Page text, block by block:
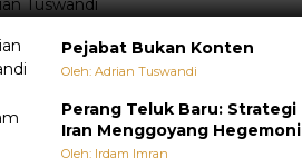
Pejabat Bukan Konten
Oleh: Adrian Tuswandi
Perang Teluk Baru: Strategi
Iran Menggoyang Hegemoni
AS dari Dalam
Oleh: Irdam Imran